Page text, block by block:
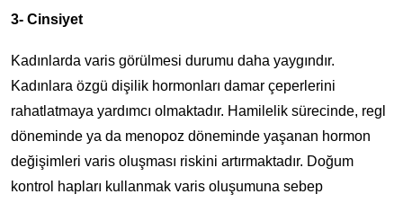
3- Cinsiyet
Kadınlarda varis görülmesi durumu daha yaygındır.
Kadınlara özgü dişilik hormonları damar çeperlerini
rahatlatmaya yardımcı olmaktadır. Hamilelik sürecinde, regl
döneminde ya da menopoz döneminde yaşanan hormon
değişimleri varis oluşması riskini artırmaktadır. Doğum
kontrol hapları kullanmak varis oluşumuna sebep